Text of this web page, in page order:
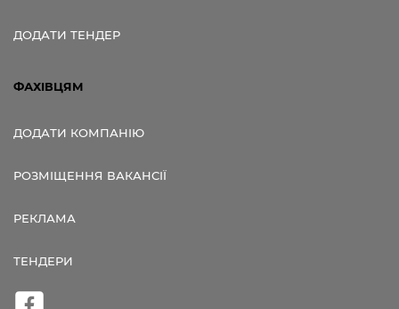
ДОДАТИ ТЕНДЕР
ФАХІВЦЯМ
ДОДАТИ КОМПАНІЮ
РОЗМІЩЕННЯ ВАКАНСІЇ
РЕКЛАМА
ТЕНДЕРИ